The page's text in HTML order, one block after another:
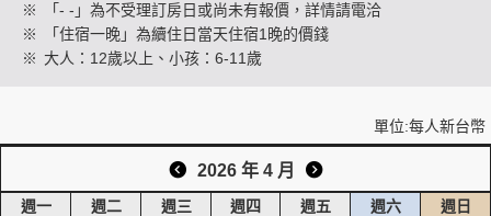
創造旅遊
※
「- -」為不受理訂房日或尚未有報價，詳情請電洽
※
「住宿一晚」為續住日當天住宿1晚的價錢
※ 大人：12歲以上、小孩：6-11歲
單位:每人新台幣
2026 年 4 月
週一 週二 週三 週四 週五 週六 週日